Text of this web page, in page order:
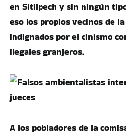
en Sitilpech y sin ningún
eso los propios vecinos de
indignados por el cinismo
ilegales granjeros.
A los pobladores de la